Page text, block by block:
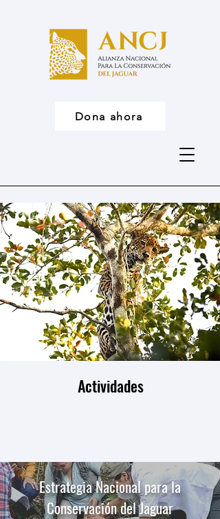
Dona ahora
Actividades
Estrategia Nacional para la
Conservación del Jaguar